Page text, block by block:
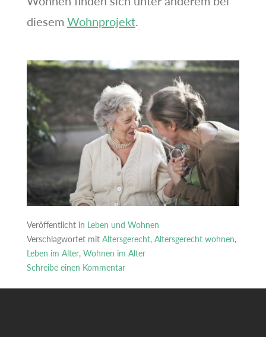
diesem Wohnprojekt.
Veröffentlicht in Leben und Wohnen
Verschlagwortet mit Altersgerecht, Altersgerecht wohnen,
Leben im Alter, Wohnen im Alter
Schreibe einen Kommentar